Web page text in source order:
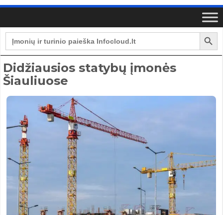
Search
for:
Search Button
Didžiausios statybų įmonės
Šiauliuose